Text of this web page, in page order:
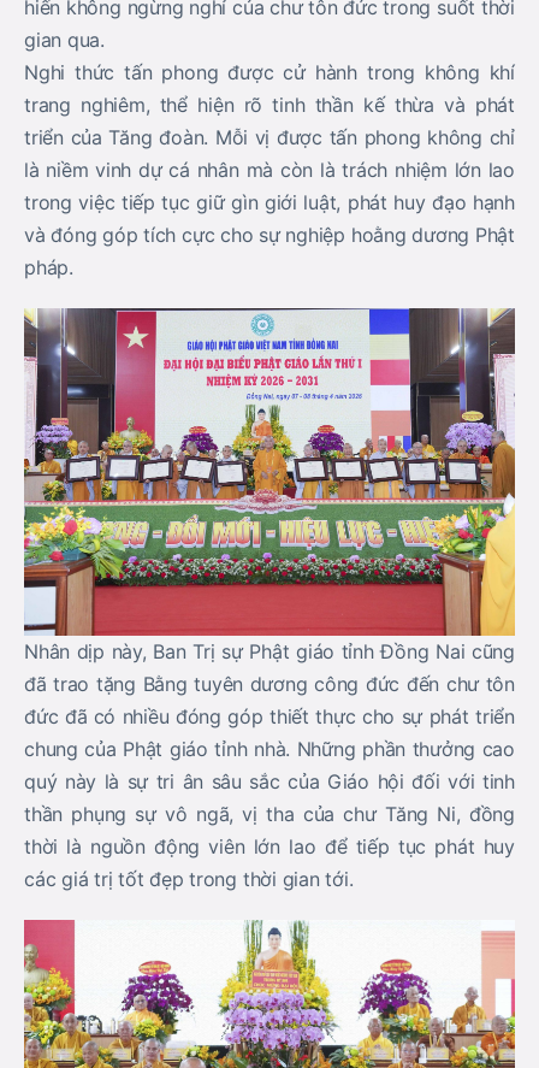
hiến không ngừng nghỉ của chư tôn đức trong suốt thời
gian qua.
Nghi thức tấn phong được cử hành trong không khí
trang nghiêm, thể hiện rõ tinh thần kế thừa và phát
triển của Tăng đoàn. Mỗi vị được tấn phong không chỉ
là niềm vinh dự cá nhân mà còn là trách nhiệm lớn lao
trong việc tiếp tục giữ gìn giới luật, phát huy đạo hạnh
và đóng góp tích cực cho sự nghiệp hoằng dương Phật
pháp.
Nhân dịp này, Ban Trị sự Phật giáo tỉnh Đồng Nai cũng
đã trao tặng Bằng tuyên dương công đức đến chư tôn
đức đã có nhiều đóng góp thiết thực cho sự phát triển
chung của Phật giáo tỉnh nhà. Những phần thưởng cao
quý này là sự tri ân sâu sắc của Giáo hội đối với tinh
thần phụng sự vô ngã, vị tha của chư Tăng Ni, đồng
thời là nguồn động viên lớn lao để tiếp tục phát huy
các giá trị tốt đẹp trong thời gian tới.